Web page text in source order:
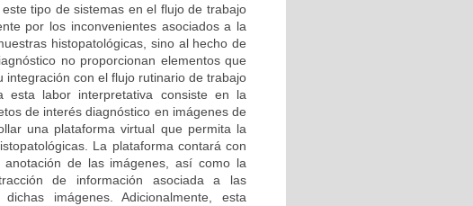
tipo de sistemas en el flujo de trabajo
por los inconvenientes asociados a la
histopatológicas, sino al hecho de
no proporcionan elementos que
con el flujo rutinario de trabajo
esta labor interpretativa consiste en la
de interés diagnóstico en imágenes de
una plataforma virtual que permita la
La plataforma contará con
de las imágenes, así como la
de información asociada a las
imágenes. Adicionalmente, esta